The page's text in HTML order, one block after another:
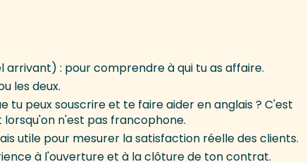
arrivant) : pour comprendre à qui tu as affaire.
les deux.
tu peux souscrire et te faire aider en anglais ? C'est
n'est pas francophone.
utile pour mesurer la satisfaction réelle des clients.
à l'ouverture et à la clôture de ton contrat.